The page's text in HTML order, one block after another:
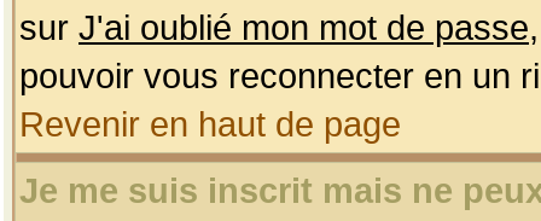
sur J'ai oublié mon mot de passe
pouvoir vous reconnecter en un
Revenir en haut de page
Je me suis inscrit mais ne